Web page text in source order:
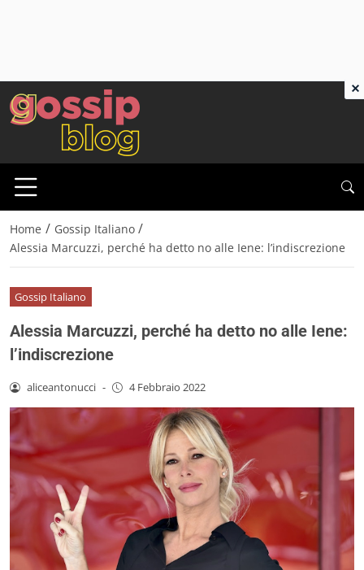
Home / Gossip Italiano /
Alessia Marcuzzi, perché ha detto no alle Iene: l’indiscrezione
Gossip Italiano
Alessia Marcuzzi, perché ha detto no alle Iene:
l’indiscrezione
aliceantonucci - 4 Febbraio 2022
×